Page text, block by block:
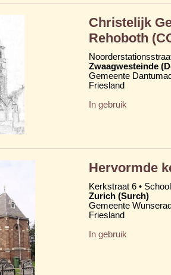
Christelijk
Rehoboth
Zwaagwesteinde
Gemeente
Friesland
In gebruik
Hervormde
Kerkstraat 6 •
Zurich (Surch)
Gemeente
Friesland
In gebruik